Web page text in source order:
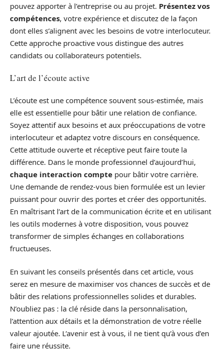
pouvez apporter à l’entreprise ou au projet. Présentez vos
compétences, votre expérience et discutez de la façon
dont elles s’alignent avec les besoins de votre interlocuteur.
Cette approche proactive vous distingue des autres
candidats ou collaborateurs potentiels.
L’art de l’écoute active
L’écoute est une compétence souvent sous-estimée, mais
elle est essentielle pour bâtir une relation de confiance.
Soyez attentif aux besoins et aux préoccupations de votre
interlocuteur et adaptez votre discours en conséquence.
Cette attitude ouverte et réceptive peut faire toute la
différence. Dans le monde professionnel d’aujourd’hui,
chaque interaction compte pour bâtir votre carrière.
Une demande de rendez-vous bien formulée est un levier
puissant pour ouvrir des portes et créer des opportunités.
En maîtrisant l’art de la communication écrite et en utilisant
les outils modernes à votre disposition, vous pouvez
transformer de simples échanges en collaborations
fructueuses.
En suivant les conseils présentés dans cet article, vous
serez en mesure de maximiser vos chances de succès et de
bâtir des relations professionnelles solides et durables.
N’oubliez pas : la clé réside dans la personnalisation,
l’attention aux détails et la démonstration de votre réelle
valeur ajoutée. L’avenir est à vous, il ne tient qu’à vous d’en
faire une réussite.